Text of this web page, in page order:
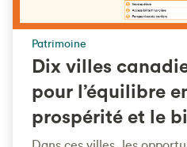
Patrimoine
Dix villes
pour l’équilibre
prospérité et le